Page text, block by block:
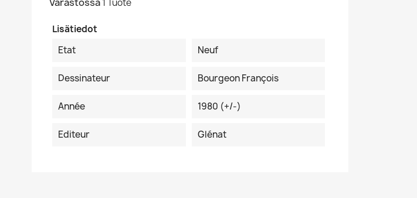
1 Tuote
Lisätiedot
Etat
Neuf
Dessinateur Bourgeon François
Année 1980 (+/-)
Editeur Glénat